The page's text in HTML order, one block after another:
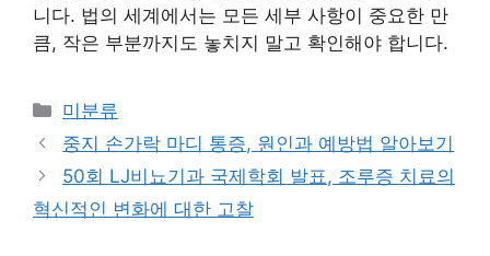
니다. 법의 세계에서는 모든 세부 사항이 중요한 만
큼, 작은 부분까지도 놓치지 말고 확인해야 합니다.
Categories
미분류
중지 손가락 마디 통증, 원인과 예방법 알아보기
50회 LJ비뇨기과 국제학회 발표, 조루증 치료의
혁신적인 변화에 대한 고찰